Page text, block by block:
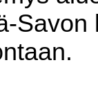
Savon